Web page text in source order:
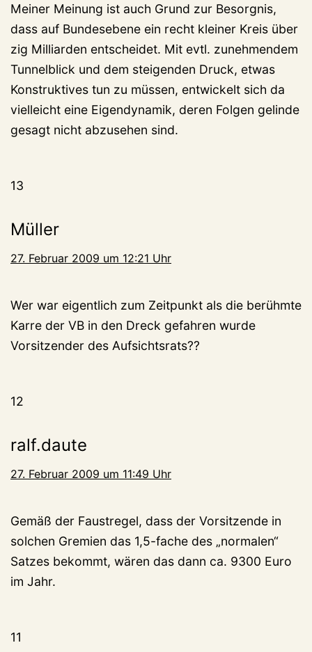
Meiner Meinung ist auch Grund zur Besorgnis,
dass auf Bundesebene ein recht kleiner Kreis über
zig Milliarden entscheidet. Mit evtl. zunehmendem
Tunnelblick und dem steigenden Druck, etwas
Konstruktives tun zu müssen, entwickelt sich da
vielleicht eine Eigendynamik, deren Folgen gelinde
gesagt nicht abzusehen sind.
13
Müller
27. Februar 2009 um 12:21 Uhr
Wer war eigentlich zum Zeitpunkt als die berühmte
Karre der VB in den Dreck gefahren wurde
Vorsitzender des Aufsichtsrats??
12
ralf.daute
27. Februar 2009 um 11:49 Uhr
Gemäß der Faustregel, dass der Vorsitzende in
solchen Gremien das 1,5-fache des „normalen“
Satzes bekommt, wären das dann ca. 9300 Euro
im Jahr.
11